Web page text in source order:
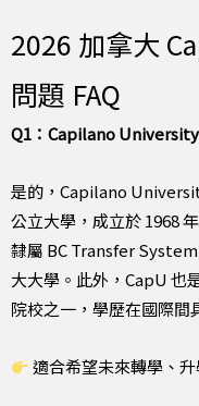
2026 加拿大
問題 FAQ
Q1：Capilano
是的，Capilano
公立大學，成立於 1968
隸屬 BC Transfer
大大學。此外，CapU 也
院校之一，學歷在國際間
適合希望未來轉學、